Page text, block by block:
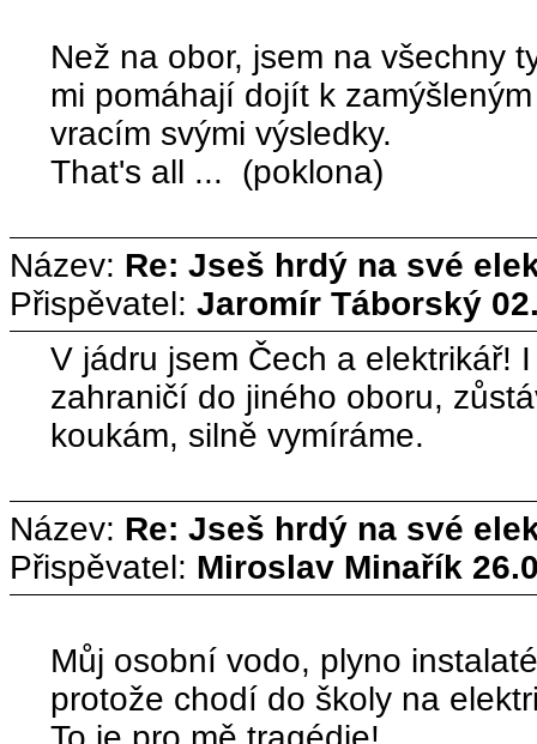
Než na obor, jsem na všechny
mi pomáhají dojít k
vracím svými výsledky.
That's all ... (poklona)
Název: Re: Jseš hrdý na své
Přispěvatel: Jaromír Táborský
V jádru jsem Čech a elektrikář!
zahraničí do jiného oboru,
koukám, silně vymíráme.
Název: Re: Jseš hrdý na své
Přispěvatel: Miroslav Minařík
Můj osobní vodo, plyno
protože chodí do školy na